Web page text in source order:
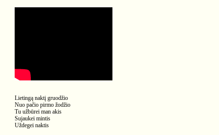
Lietingą naktį gruodžio
Nuo pačio pirmo žodžio
Tu užbūrei man akis
Sujaukei mintis
Uždegei naktis